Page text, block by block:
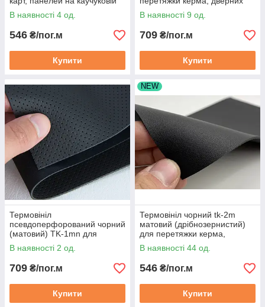
основі, шир. 1,4м
В наявності 4 од.
546 ₴/пог.м
Купити
карт, панелей на каучуковій
основі
В наявності 9 од.
709 ₴/пог.м
Купити
Термовініл
псевдоперфорований чорний
(матовий) TK-1mn для
перетяжки керма, дверних
карт, панелей на каучуковій
В наявності 2 од.
709 ₴/пог.м
Купити
NEW
Термовініл чорний tk-2m
матовий (дрібнозернистий)
для перетяжки керма,
дверних карт, панелей на
каучуковій основі
В наявності 44 од.
546 ₴/пог.м
Купити